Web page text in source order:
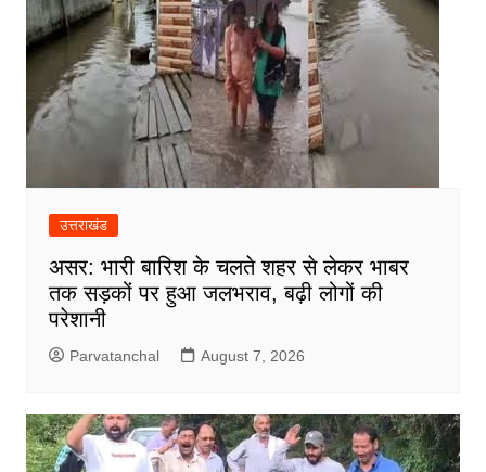
उत्तराखंड
असर: भारी बारिश के चलते शहर से लेकर भाबर
तक सड़कों पर हुआ जलभराव, बढ़ी लोगों की
परेशानी
Parvatanchal August 7, 2026